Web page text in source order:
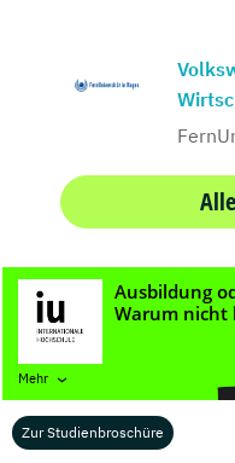
Zur Studienbroschüre
Mehr
War dieser